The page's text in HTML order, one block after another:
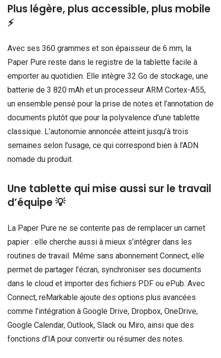
Plus légère, plus accessible, plus mobile
⚡
Avec ses 360 grammes et son épaisseur de 6 mm, la
Paper Pure reste dans le registre de la tablette facile à
emporter au quotidien. Elle intègre 32 Go de stockage, une
batterie de 3 820 mAh et un processeur ARM Cortex-A55,
un ensemble pensé pour la prise de notes et l’annotation de
documents plutôt que pour la polyvalence d’une tablette
classique. L’autonomie annoncée atteint jusqu’à trois
semaines selon l’usage, ce qui correspond bien à l’ADN
nomade du produit.
Une tablette qui mise aussi sur le travail
d’équipe 💡
La Paper Pure ne se contente pas de remplacer un carnet
papier : elle cherche aussi à mieux s’intégrer dans les
routines de travail. Même sans abonnement Connect, elle
permet de partager l’écran, synchroniser ses documents
dans le cloud et importer des fichiers PDF ou ePub. Avec
Connect, reMarkable ajoute des options plus avancées
comme l’intégration à Google Drive, Dropbox, OneDrive,
Google Calendar, Outlook, Slack ou Miro, ainsi que des
fonctions d’IA pour convertir ou résumer des notes.